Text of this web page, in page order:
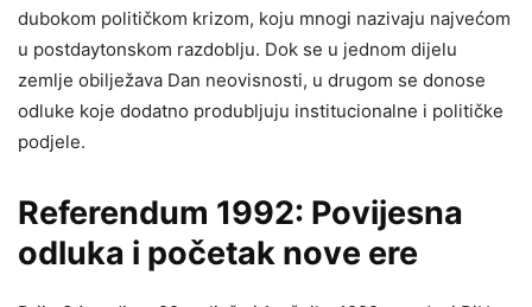
dubokom političkom krizom, koju mnogi nazivaju najvećom
u postdaytonskom razdoblju. Dok se u jednom dijelu
zemlje obilježava Dan neovisnosti, u drugom se donose
odluke koje dodatno produbljuju institucionalne i političke
podjele.
Referendum 1992: Povijesna
odluka i početak nove ere